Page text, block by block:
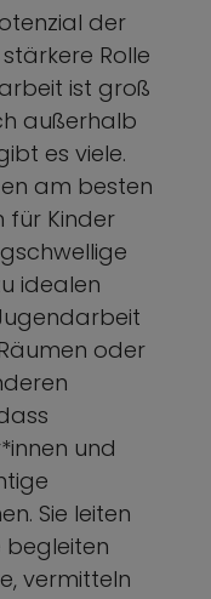
der
Rolle
ist groß
außerhalb
es viele.
am besten
für Kinder
idealen
oder
und
Sie leiten
begleiten
vermitteln